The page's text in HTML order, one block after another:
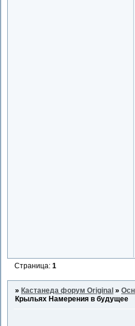
Страница:1
» Кастанеда форум Original »
Крыльях Намерения в будущее